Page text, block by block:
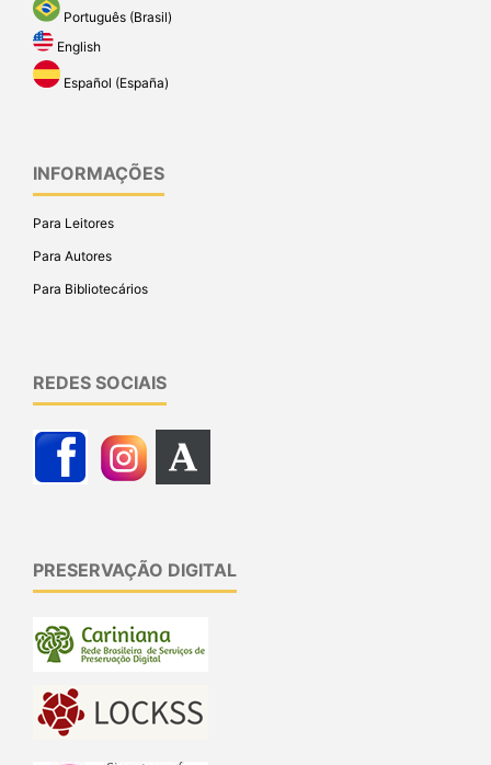
Português (Brasil)
English
Español (España)
INFORMAÇÕES
Para Leitores
Para Autores
Para Bibliotecários
REDES SOCIAIS
PRESERVAÇÃO DIGITAL